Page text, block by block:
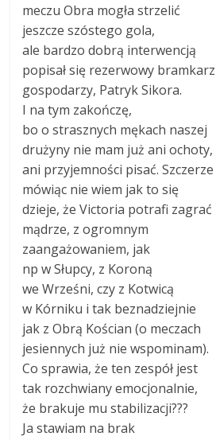
meczu Obra mogła strzelić
jeszcze szóstego gola,
ale bardzo dobrą interwencją
popisał się rezerwowy bramkarz
gospodarzy, Patryk Sikora.
I na tym zakończę,
bo o strasznych mękach naszej
drużyny nie mam już ani ochoty,
ani przyjemności pisać. Szczerze
mówiąc nie wiem jak to się
dzieje, że Victoria potrafi zagrać
mądrze, z ogromnym
zaangażowaniem, jak
np w Słupcy, z Koroną
we Wrześni, czy z Kotwicą
w Kórniku i tak beznadziejnie
jak z Obrą Kościan (o meczach
jesiennych już nie wspominam).
Co sprawia, że ten zespół jest
tak rozchwiany emocjonalnie,
że brakuje mu stabilizacji???
Ja stawiam na brak